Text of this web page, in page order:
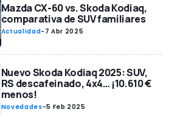
Mazda CX-60 vs. Skoda Kodiaq,
comparativa de SUV familiares
Actualidad- 7 Abr 2025
Nuevo Skoda Kodiaq 2025: SUV,
RS descafeinado, 4x4… ¡10.610 €
menos!
Novedades-5 Feb 2025